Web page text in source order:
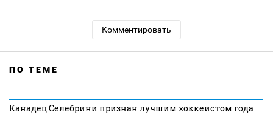
Комментировать
ПО ТЕМЕ
Канадец Селебрини признан лучшим хоккеистом года